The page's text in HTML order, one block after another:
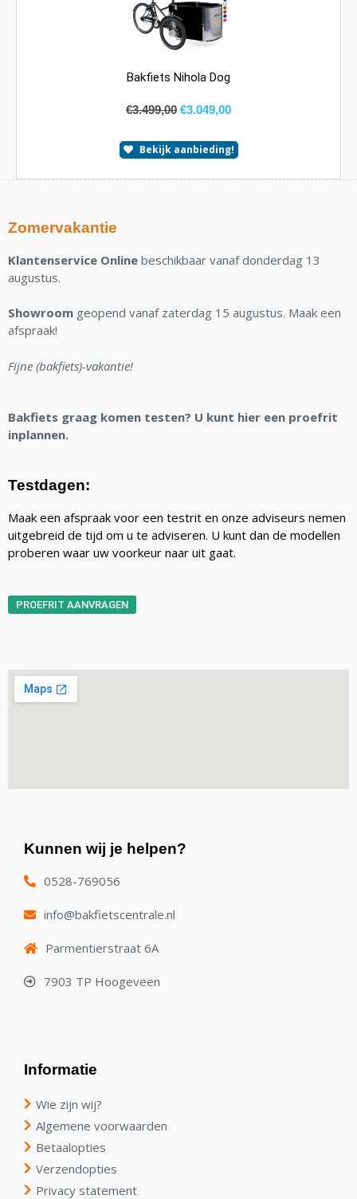
Bakfiets Nihola Dog
€3.499,00 €3.049,00
Bekijk aanbieding!
Zomervakantie
Klantenservice Online beschikbaar vanaf donderdag 13
augustus.
Showroom geopend vanaf zaterdag 15 augustus. Maak een
afspraak!
Fijne (bakfiets)-vakantie!
Bakfiets graag komen testen? U kunt hier een proefrit
inplannen.
Testdagen:
Maak een afspraak voor een testrit en onze adviseurs nemen
uitgebreid de tijd om u te adviseren. U kunt dan de modellen
proberen waar uw voorkeur naar uit gaat.
PROEFRIT AANVRAGEN
Kunnen wij je helpen?
0528-769056
info@bakfietscentrale.nl
Parmentierstraat 6A
7903 TP Hoogeveen
Informatie
Wie zijn wij?
Algemene voorwaarden
Betaalopties
Verzendopties
Privacy statement